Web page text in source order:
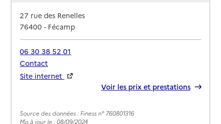
Adresse
27 rue des Renelles
76400-Fécamp
06 30 38 52 01
Contact
Site internet
Voir les prix et prestations
Source des données : Finess n° 760801316
Mis à jour le : 08/09/2024